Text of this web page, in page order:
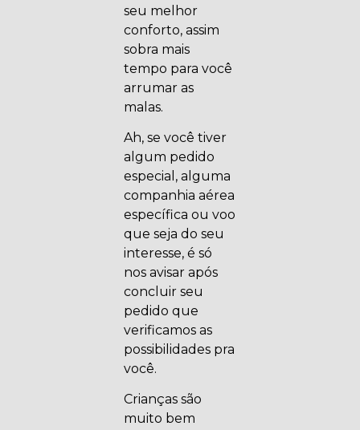
seu melhor
conforto, assim
sobra mais
tempo para você
arrumar as
malas.
Ah, se você tiver
algum pedido
especial, alguma
companhia aérea
específica ou voo
que seja do seu
interesse, é só
nos avisar após
concluir seu
pedido que
verificamos as
possibilidades pra
você.
Crianças são
muito bem